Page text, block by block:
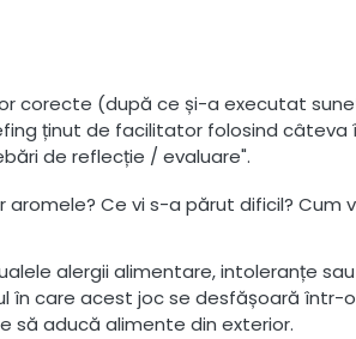
corecte (după ce și-a executat
ținut de facilitator folosind câteva
de reflecție / evaluare".
Ce vi s-a părut dificil? Cum
alergii alimentare, intoleranțe
în care acest joc se desfășoară într-
să aducă alimente din exterior.